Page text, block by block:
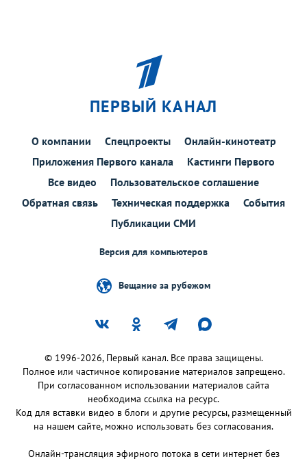
ПЕРВЫЙ КАНАЛ
О компании Спецпроекты
Онлайн-кинотеатр
Приложения Первого канала
Кастинги Первого
Все видео
Пользовательское соглашение
Обратная связь
Техническая поддержка
События
Публикации СМИ
Версия для компьютеров
Вещание за рубежом
© 1996-2026, Первый канал. Все права защищены.
Полное или частичное копирование материалов запрещено.
При согласованном использовании материалов сайта
необходима ссылка на ресурс.
Код для вставки видео в блоги и другие ресурсы, размещенный
на нашем сайте, можно использовать без согласования.
Онлайн-трансляция эфирного потока в сети интернет без